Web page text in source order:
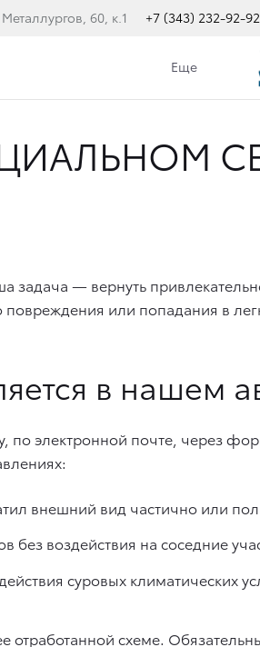
60, к.1 +7 (343) 232-92-92
Еще
задача — вернуть
повреждения или попадания в
в нашем
электронной почте, через
внешний вид частично или
без воздействия на соседние
суровых климатических
отработанной схеме.